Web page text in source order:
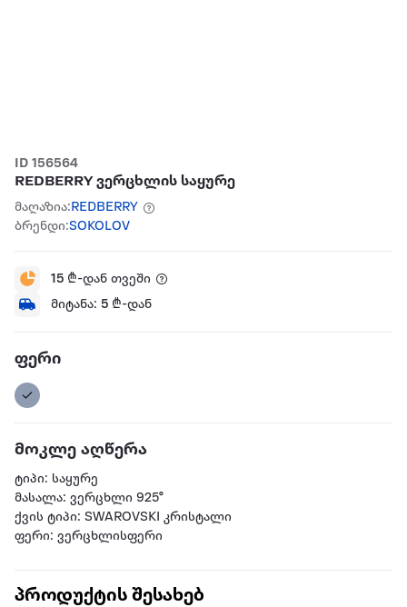
ID 156564
REDBERRY ვერცხლის საყურე
მაღაზია:REDBERRY
ბრენდი:SOKOLOV
15 ₾-დან თვეში
მიტანა: 5 ₾-დან
ფერი
მოკლე აღწერა
ტიპი: საყურე
მასალა: ვერცხლი 925°
ქვის ტიპი: SWAROVSKI კრისტალი
ფერი: ვერცხლისფერი
პროდუქტის შესახებ